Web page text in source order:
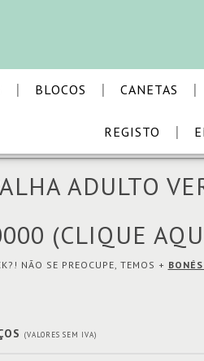
| BLOCOS | CANETAS |
|
REGISTO
ADULTO
(CLIQUE
NÃO SE PREOCUPE, TEMOS +
(VALORES SEM IVA)